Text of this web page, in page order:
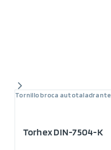
Tornillo broca autotaladrante
Torhex DIN-7504-K